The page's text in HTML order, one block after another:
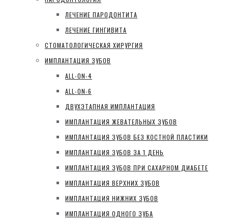
ЛЕЧЕНИЕ ПАРОДОНТИТА
ЛЕЧЕНИЕ ГИНГИВИТА
СТОМАТОЛОГИЧЕСКАЯ ХИРУРГИЯ
ИМПЛАНТАЦИЯ ЗУБОВ
ALL-ON-4
ALL-ON-6
ДВУХЭТАПНАЯ ИМПЛАНТАЦИЯ
ИМПЛАНТАЦИЯ ЖЕВАТЕЛЬНЫХ ЗУБОВ
ИМПЛАНТАЦИЯ ЗУБОВ БЕЗ КОСТНОЙ ПЛАСТИКИ
ИМПЛАНТАЦИЯ ЗУБОВ ЗА 1 ДЕНЬ
ИМПЛАНТАЦИЯ ЗУБОВ ПРИ САХАРНОМ ДИАБЕТЕ
ИМПЛАНТАЦИЯ ВЕРХНИХ ЗУБОВ
ИМПЛАНТАЦИЯ НИЖНИХ ЗУБОВ
ИМПЛАНТАЦИЯ ОДНОГО ЗУБА